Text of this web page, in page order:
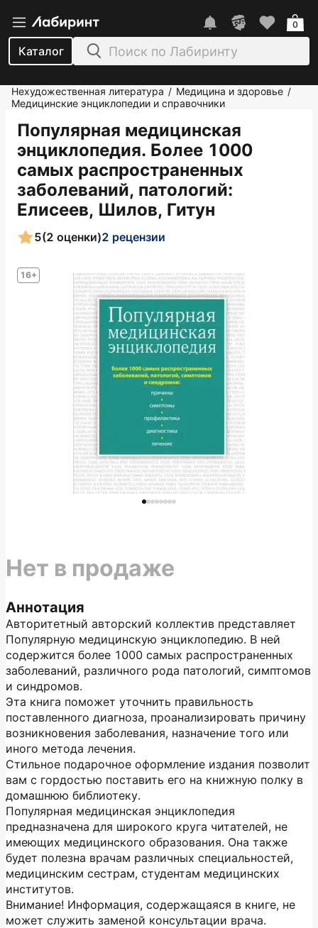
Каталог
0
Нехудожественная литература / Медицина и здоровье /
Медицинские энциклопедии и справочники
Популярная медицинская
энциклопедия. Более 1000
самых распространенных
заболеваний, патологий:
Елисеев, Шилов, Гитун
16+
5(2 оценки)2 рецензии
Аннотация
Авторитетный авторский коллектив представляет
Популярную медицинскую энциклопедию. В ней
содержится более 1000 самых распространенных
заболеваний, различного рода патологий, симптомов
и синдромов.
Эта книга поможет уточнить правильность
поставленного диагноза, проанализировать причину
возникновения заболевания, назначение того или
иного метода лечения.
Стильное подарочное оформление издания позволит
вам с гордостью поставить его на книжную полку в
домашнюю библиотеку.
Популярная медицинская энциклопедия
предназначена для широкого круга читателей, не
имеющих медицинского образования. Она также
будет полезна врачам различных специальностей,
медицинским сестрам, студентам медицинских
институтов.
Внимание! Информация, содержащаяся в книге, не
может служить заменой консультации врача.
Нет в продаже